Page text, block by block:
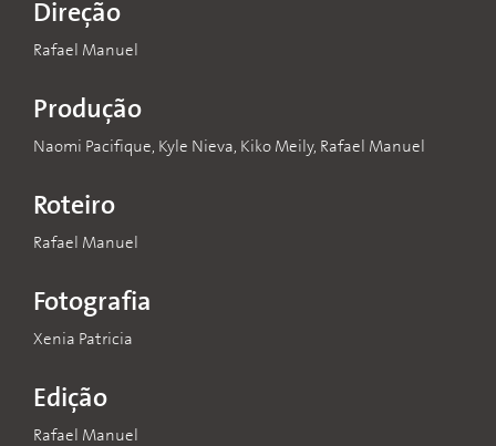
Direção
Rafael Manuel
Produção
Naomi Pacifique, Kyle Nieva, Kiko Meily, Rafael Manuel
Roteiro
Rafael Manuel
Fotografia
Xenia Patricia
Edição
Rafael Manuel